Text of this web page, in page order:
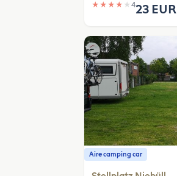
★ ★ ★ ★ ★ 423 EUR
Aire camping car